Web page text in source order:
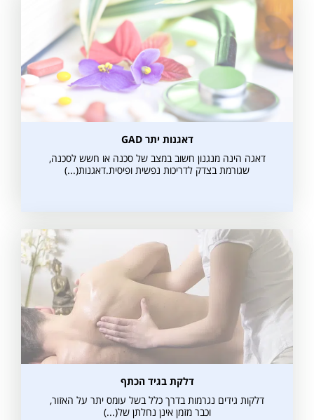
דאגנות יתר GAD
דאגה הינה מנגנון חשוב במצב של סכנה או חשש לסכנה,
שגורמת בצדק לדריכות נפשית ופיסית.דאגנות(...)
דלקת בגיד הכתף
דלקות גידים נגרמות בדרך כלל בשל עומס יתר על האזור,
וכבר מזמן אינן נחלתן של(...)